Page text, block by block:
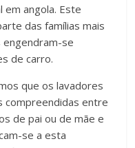
angola. Este
das famílias mais
engendram-se
de carro.
que os lavadores
compreendidas entre
de pai ou de mãe e
se a esta